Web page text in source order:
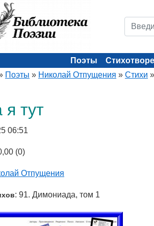
Поэты
Поэты » Николай Отпущения » Стихи »
я тут
06:51
(0)
Отпущения
: 91. Димониада, том 1